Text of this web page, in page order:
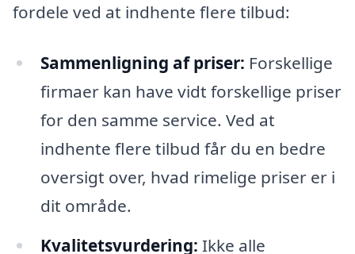
fordele ved at indhente flere tilbud:
Sammenligning af priser: Forskellige
firmaer kan have vidt forskellige priser
for den samme service. Ved at
indhente flere tilbud får du en bedre
oversigt over, hvad rimelige priser er i
dit område.
Kvalitetsvurdering: Ikke alle